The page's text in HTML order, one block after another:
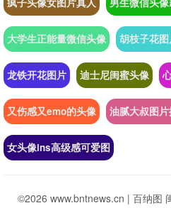
大学生正能量微信头像 胡枝子花
龙铁开花图片 迪士尼闺蜜头像
又伤感又emo的头像 油腻大叔图
女头像ins高级感可爱图
©2026 www.bntnews.cn | 百纳图